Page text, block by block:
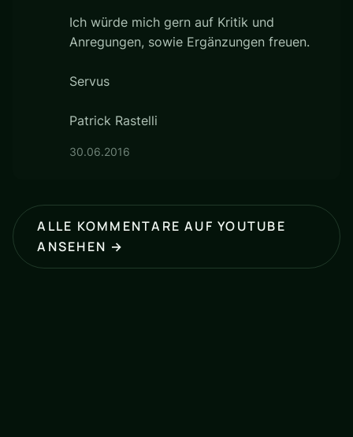
Ich würde mich gern auf Kritik und
Anregungen, sowie Ergänzungen freuen.
Servus
Patrick Rastelli
30.06.2016
ALLE KOMMENTARE AUF YOUTUBE
ANSEHEN →